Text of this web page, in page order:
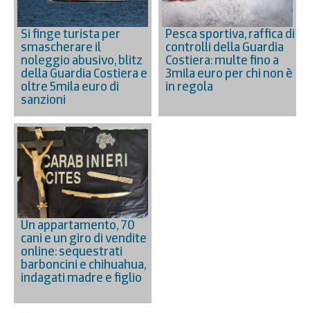
Si finge turista per
smascherare il
noleggio abusivo, blitz
della Guardia Costiera e
oltre 5mila euro di
sanzioni
Pesca sportiva, raffica di
controlli della Guardia
Costiera: multe fino a
3mila euro per chi non è
in regola
Un appartamento, 70
cani e un giro di vendite
online: sequestrati
barboncini e chihuahua,
indagati madre e figlio